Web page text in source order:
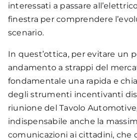
381 – 500
191 – 380
0 – 190
interessati a passare
finestra per comprendere
scenario.
In quest’ottica, per evitare un
andamento a strappi del
fondamentale una rapida e
degli strumenti incentivanti
riunione del Tavolo
indispensabile anche la
comunicazioni ai cittadini, che